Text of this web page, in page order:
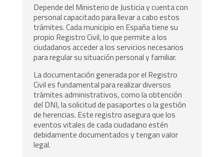
Depende del Ministerio de Justicia y cuenta con
personal capacitado para llevar a cabo estos
trámites. Cada municipio en España tiene su
propio Registro Civil, lo que permite a los
ciudadanos acceder a los servicios necesarios
para regular su situación personal y familiar.
La documentación generada por el Registro
Civil es fundamental para realizar diversos
trámites administrativos, como la obtención
del DNI, la solicitud de pasaportes o la gestión
de herencias. Este registro asegura que los
eventos vitales de cada ciudadano estén
debidamente documentados y tengan valor
legal.